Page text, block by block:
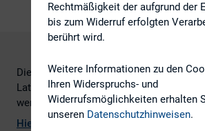
Die Neuerungen des DCGK erläutert von
Latham & Watkins. Bei Fragen können
wenden (Dirk.Kocher@lw.com).
Hier
Rechtmäßigkeit der aufgrund der
bis zum Widerruf erfolgten
berührt wird.
Weitere Informationen zu den
Ihren Widerspruchs- und
Widerrufsmöglichkeiten erhalten
unseren Datenschutzhinweisen.